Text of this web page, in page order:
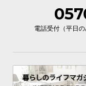
電話受付（平日